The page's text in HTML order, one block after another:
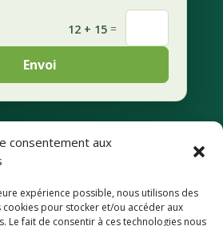
consentement aux
expérience possible, nous utilisons des
pour stocker et/ou accéder aux
Le fait de consentir à ces technologies nous
12 + 15 =
Envoi
Mentions légales
Déclaration de
confidentialité